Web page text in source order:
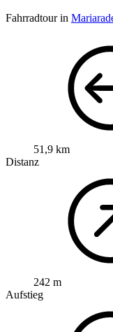
Fahrradtour in
51,9 km
Distanz
242 m
Aufstieg